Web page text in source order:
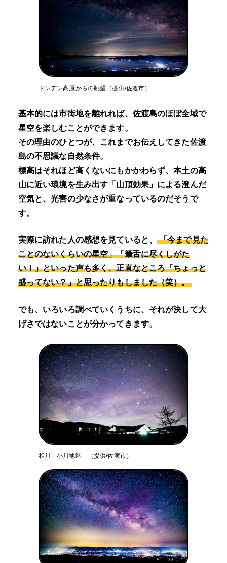
ドンデン高原からの眺望（提供/佐渡市）
基本的には市街地を離れれば、佐渡島のほぼ全域で
星空を楽しむことができます。
その理由のひとつが、これまでお伝えしてきた佐渡
島の不思議な自然条件。
標高はそれほど高くないにもかかわらず、本土の高
山に近い環境を生み出す「山頂効果」による澄んだ
空気と、光害の少なさが重なっているのだそうで
す。
実際に訪れた人の感想を見ていると、 「今まで見た
ことのないくらいの星空」「筆舌に尽くしがた
い！」といった声も多く、正直なところ「ちょっと
盛ってない？」と思ったりもしました（笑）。
でも、いろいろ調べていくうちに、それが決して大
げさではないことが分かってきます。
相川 小川地区 （提供/佐渡市）